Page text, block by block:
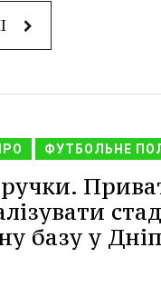
ФУТБОЛЬНЕ
ручки.
базу у